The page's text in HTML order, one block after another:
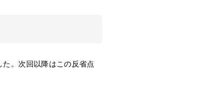
。次回以降はこの反省点